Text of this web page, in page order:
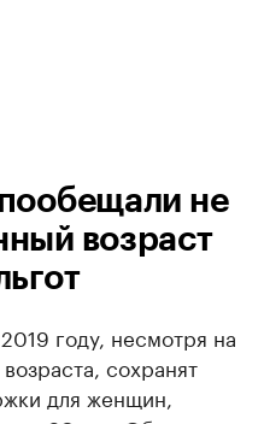
не
возраст
году, несмотря на
сохранят
для женщин,